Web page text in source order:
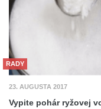
RADY
23. AUGUSTA 2017
Vypite pohár ryžovej